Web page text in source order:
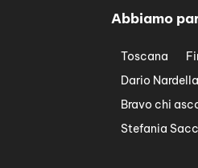
Abbiamo
Toscana
Dario Nardella
Bravo chi
Stefania